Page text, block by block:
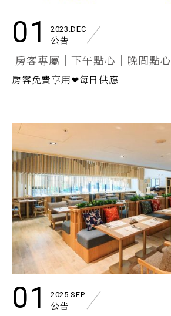
01 2023.DEC
公告
房客專屬｜下午點心｜晚間點心
房客免費享用❤每日供應
01 2025.SEP
公告